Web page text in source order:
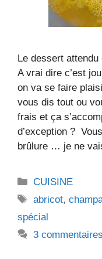
Le dessert
A vrai dire c’est
on va se faire
vous dis tout ou
frais et ça
d’exception ?
brûlure … je ne
Catégories
CUISINE
Étiquettes
abricot,
spécial
3 commentaires